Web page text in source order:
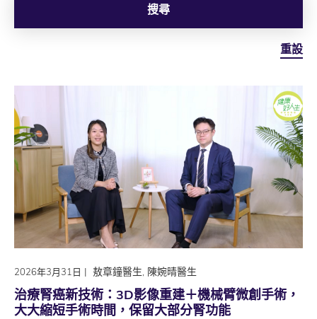
搜尋
重設
2026年3月31日 | 敖章鐘醫生, 陳婉晴醫生
治療腎癌新技術：3D影像重建＋機械臂微創手術，
大大縮短手術時間，保留大部分腎功能